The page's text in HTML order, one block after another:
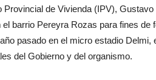
Provincial de Vivienda (IPV),
barrio Pereyra Rozas para fines de
pasado en el micro estadio
del Gobierno y del organismo.